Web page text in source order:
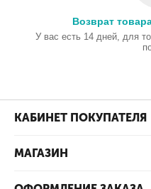
Возврат
У вас есть 14 дней, для
КАБИНЕТ ПОКУПАТЕЛЯ
МАГАЗИН